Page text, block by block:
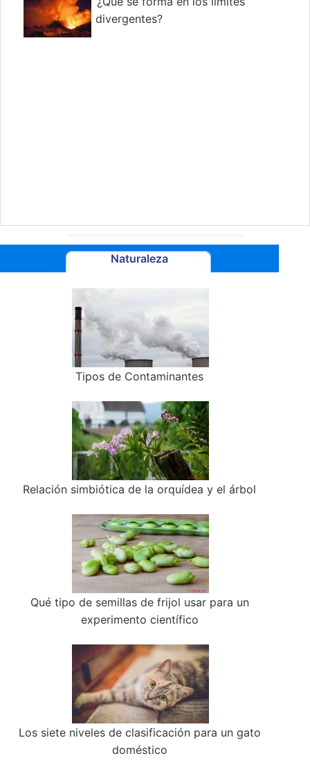
divergentes?
Naturaleza
Tipos de Contaminantes
Relación simbiótica de la orquídea y el árbol
Qué tipo de semillas de frijol usar para un
experimento científico
Los siete niveles de clasificación para un gato
doméstico